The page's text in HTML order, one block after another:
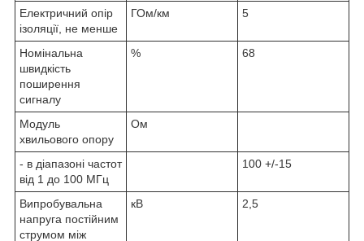
Електричний опір
ізоляції, не менше
ГОм/км 5
Номінальна
швидкість
поширення
сигналу
% 68
Модуль
хвильового опору
Ом
- в діапазоні частот
від 1 до 100 МГц
100 +/-15
Випробувальна
напруга постійним
струмом між
кВ 2,5